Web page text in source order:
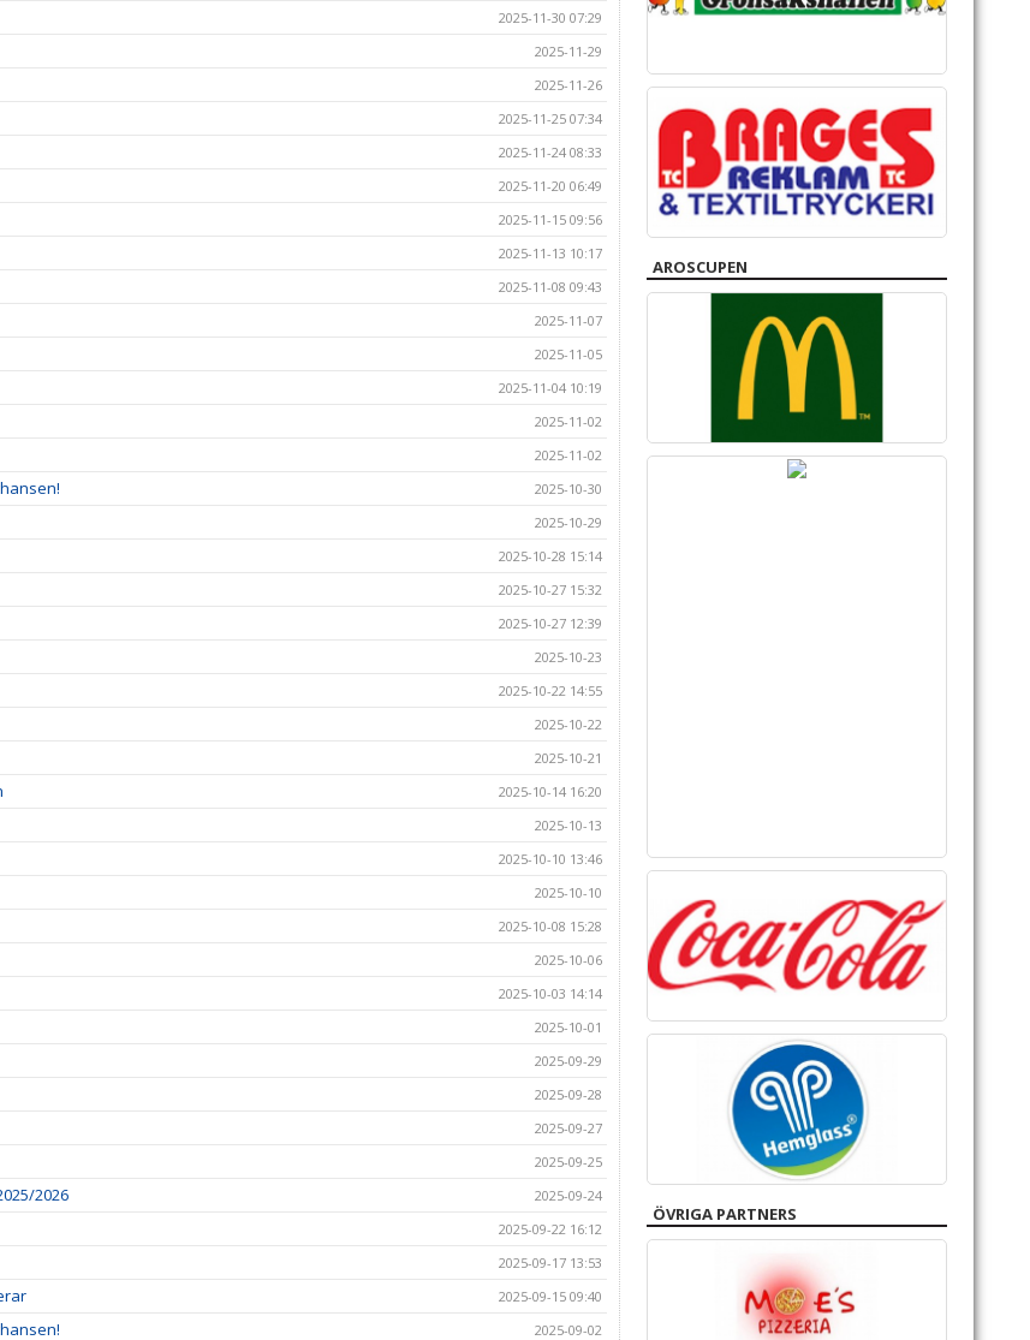
2025-11-30 07:29
2025-11-29
2025-11-26
2025-11-25 07:34
2025-11-24 08:33
2025-11-20 06:49
2025-11-15 09:56
2025-11-13 10:17
2025-11-08 09:43
2025-11-07
2025-11-05
2025-11-04 10:19
2025-11-02
2025-11-02
2025-10-30
2025-10-29
2025-10-28 15:14
2025-10-27 15:32
2025-10-27 12:39
2025-10-23
2025-10-22 14:55
2025-10-22
2025-10-21
2025-10-14 16:20
2025-10-13
2025-10-10 13:46
2025-10-10
2025-10-08 15:28
2025-10-06
2025-10-03 14:14
2025-10-01
2025-09-29
2025-09-28
2025-09-27
2025-09-25
2026 2025-09-24
2025-09-22 16:12
2025-09-17 13:53
2025-09-15 09:40
2025-09-02
AROSCUPEN
ÖVRIGA PARTNERS